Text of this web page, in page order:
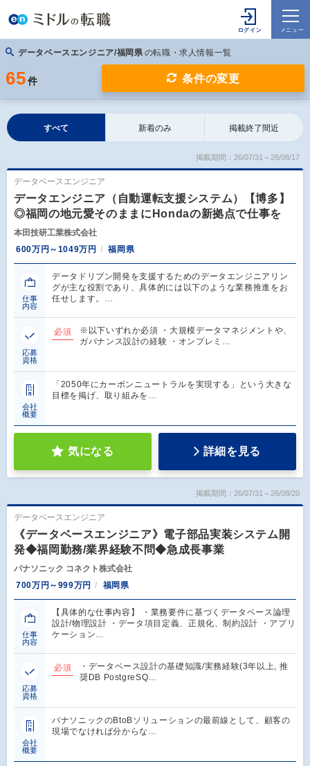
データベースエンジニア/福岡県 の転職・求人情報一覧
65 件 条件の変更
すべて 新着のみ 掲載終了間近
掲載期間：26/07/31～26/08/17
データベースエンジニア
データエンジニア（自動運転支援システム）【博多】
◎福岡の地元愛そのままにHondaの新拠点で仕事を
本田技研工業株式会社
600万円～1049万円
福岡県
仕事
内容
データドリブン開発を支援するためのデータエンジニアリン
グが主な役割であり、具体的には以下のような業務推進をお
任せします。…
応募
資格
必須
※以下いずれか必須 ・大規模データマネジメントや、
ガバナンス設計の経験 ・オンプレミ…
会社
概要
「2050年にカーボンニュートラルを実現する」という大きな
目標を掲げ、取り組みを…
気になる 詳細を見る
掲載期間：26/07/31～26/08/20
データベースエンジニア
《データベースエンジニア》電子部品実装システム開
発◆福岡勤務/業界経験不問◆急成長事業
パナソニック コネクト株式会社
700万円～999万円
福岡県
仕事
内容
【具体的な仕事内容】 ・業務要件に基づくデータベース論理
設計/物理設計 ・データ項目定義、正規化、制約設計 ・アプリ
ケーション…
応募
資格
必須
・データベース設計の基礎知識/実務経験(3年以上, 推
奨DB PostgreSQ…
会社
概要
パナソニックのBtoBソリューションの最前線として、顧客の
現場でなければ分からな…